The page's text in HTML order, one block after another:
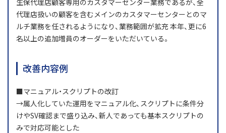
代理店扱いの顧客を含むメインのカスタマーセンターとのマ
ルチ業務を任されるようになり、業務範囲が拡充 本年、更に6
名以上の追加増員のオーダーをいただいている。
改善内容例
■マニュアル・スクリプトの改訂
→属人化していた運用をマニュアル化、スクリプトに条件分
けやSV確認まで盛り込み、新人であっても基本スクリプトの
みで対応可能とした